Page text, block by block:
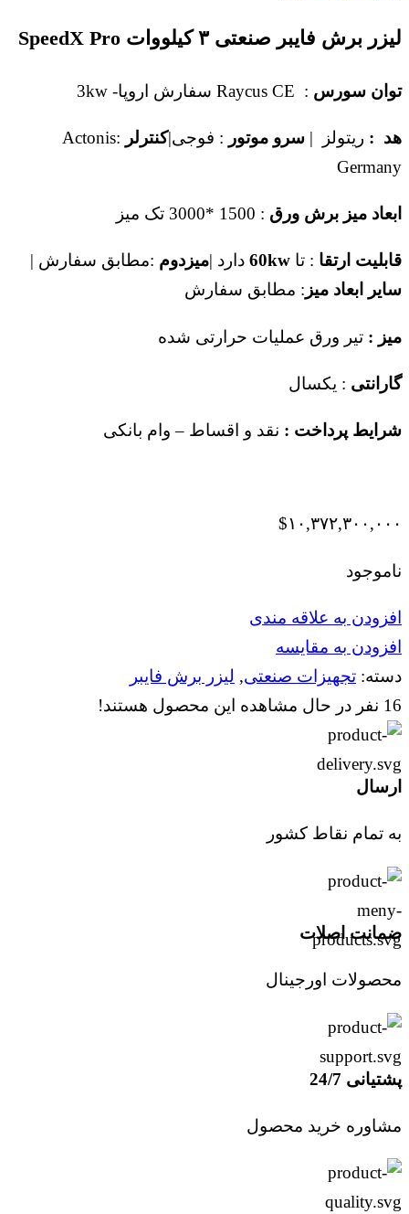
لیزر برش فایبر صنعتی ۳ کیلووات SpeedX Pro
توان سورس : Raycus CE سفارش اروپا- 3kw
هد : ریتولز | سرو موتور : فوجی|کنترلر
:Actonis
Germany
ابعاد میز برش ورق : 1500 *3000 تک میز
قابلیت ارتقا : تا 60kw دارد |میزدوم :مطابق سفارش |
سایر ابعاد میز : مطابق سفارش
میز : تیر ورق عملیات حرارتی شده
گارانتی : یکسال
شرایط پرداخت : نقد و اقساط – وام بانکی
$۱۰,۳۷۲,۳۰۰,۰۰۰
ناموجود
افزودن به علاقه مندی
افزودن به مقایسه
دسته: تجهیزات صنعتی, لیزر برش فایبر
16 نفر در حال مشاهده این محصول هستند!
ارسال
به تمام نقاط کشور
ضمانت اصلات
محصولات اورجینال
پشتیانی 24/7
مشاوره خرید محصول